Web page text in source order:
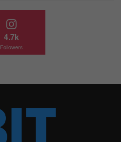
4.7k
Followers